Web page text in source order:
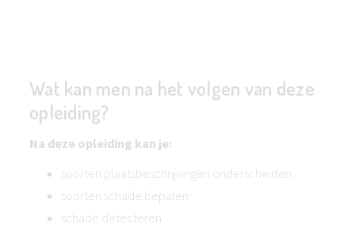
Wat kan men na het volgen van deze
opleiding?
Na deze opleiding kan je:
soorten plaatsbeschrijvingen onderscheiden
soorten schade bepalen
schade detecteren